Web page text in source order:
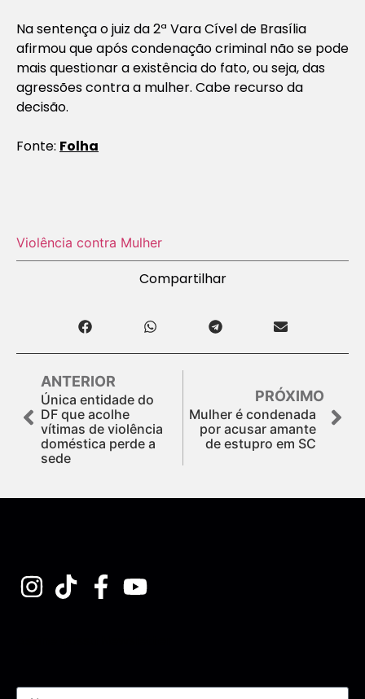
Na sentença o juiz da 2ª Vara Cível de Brasília
afirmou que após condenação criminal não se pode
mais questionar a existência do fato, ou seja, das
agressões contra a mulher. Cabe recurso da
decisão.
Fonte: Folha
Violência contra Mulher
Compartilhar
ANTERIOR
Única entidade do
DF que acolhe
vítimas de violência
doméstica perde a
sede
PRÓXIMO
Mulher é condenada
por acusar amante
de estupro em SC